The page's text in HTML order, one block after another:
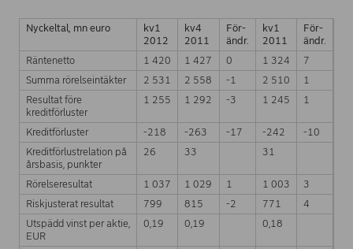
Nyckeltal, mn euro
kv1
2012
kv4
2011
För-
ändr.
kv1
2011
För-
ändr.
Räntenetto
1 420 1 427 0 1 324
7
Summa rörelseintäkter
2 531 2 558 -1 2 510
1
Resultat före
kreditförluster
1 255 1 292 -3 1 245 1
Kreditförluster -218 -263 -17 -242
-10
Kreditförlustrelation på
årsbasis, punkter
26 33 31
Rörelseresultat 1 037 1 029 1 1 003
3
Riskjusterat resultat
799 815 -2 771
4
Utspädd vinst per aktie,
EUR
0,19 0,19 0,18